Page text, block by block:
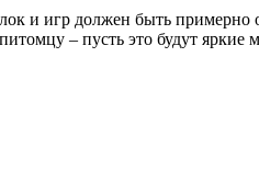
и игр должен быть
– пусть это будут яркие